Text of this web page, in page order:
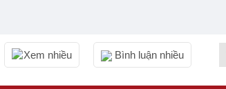
Xem nhiều Bình luận nhiều